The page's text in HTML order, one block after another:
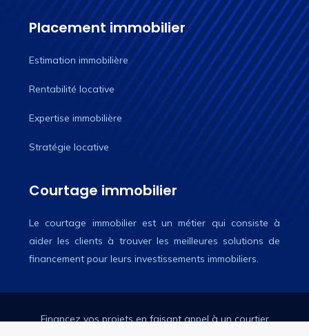
Placement immobilier
Estimation immobilière
Rentabilité locative
Expertise immobilière
Stratégie locative
Courtage immobilier
Le courtage immobilier est un métier qui consiste à
aider les clients à trouver les meilleures solutions de
financement pour leurs investissements immobiliers.
Financez vos projets en faisant appel à un courtier